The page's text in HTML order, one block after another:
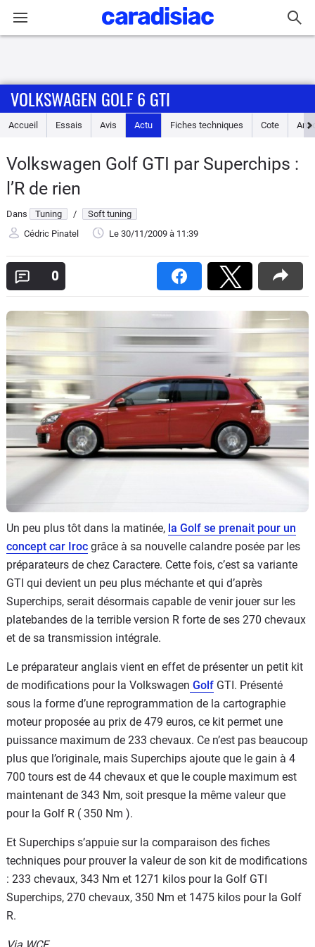
Accueil
Essais
Guide
d'achat
Electriques
Utilitaires
Flottes
Auto
Services
Forum
Moto
Marques
VOLKSWAGEN GOLF 6 GTI
Accueil Essais Avis Actu Fiches techniques Cote
Volkswagen Golf GTI par Superchips :
l’R de rien
Dans Tuning /
Soft tuning
Cédric Pinatel
Le 30/11/2009 à 11:39
0
Un peu plus tôt dans la matinée, la Golf se prenait pour un
concept car Iroc grâce à sa nouvelle calandre posée par les
préparateurs de chez Caractere. Cette fois, c’est sa variante
GTI qui devient un peu plus méchante et qui d’après
Superchips, serait désormais capable de venir jouer sur les
platebandes de la terrible version R forte de ses 270 chevaux
et de sa transmission intégrale.
Le préparateur anglais vient en effet de présenter un petit kit
de modifications pour la Volkswagen Golf GTI. Présenté
sous la forme d’une reprogrammation de la cartographie
moteur proposée au prix de 479 euros, ce kit permet une
puissance maximum de 233 chevaux. Ce n’est pas beaucoup
plus que l’originale, mais Superchips ajoute que le gain à 4
700 tours est de 44 chevaux et que le couple maximum est
maintenant de 343 Nm, soit presque la même valeur que
pour la Golf R ( 350 Nm ).
Et Superchips s’appuie sur la comparaison des fiches
techniques pour prouver la valeur de son kit de modifications
: 233 chevaux, 343 Nm et 1271 kilos pour la Golf GTI
Superchips, 270 chevaux, 350 Nm et 1475 kilos pour la Golf
R.
Via WCF.